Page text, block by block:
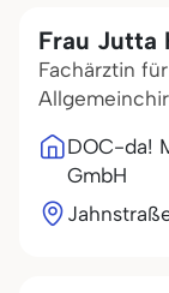
Frau Jutta
Fachärztin
DOC-da!
GmbH